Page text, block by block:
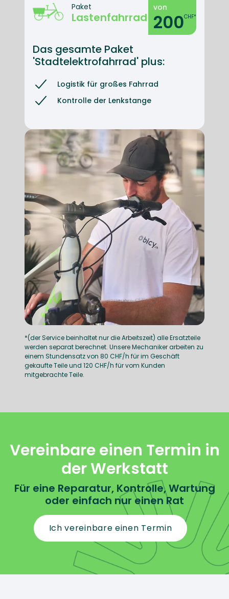
Paket
Lastenfahrrad
von
200CHF*
Das gesamte Paket
'Stadtelektrofahrrad' plus:
Logistik für großes Fahrrad
Kontrolle der Lenkstange
*(der Service beinhaltet nur die Arbeitszeit) alle Ersatzteile
werden separat berechnet. Unsere Mechaniker arbeiten zu
einem Stundensatz von 80 CHF/h für im Geschäft
gekaufte Teile und 120 CHF/h für vom Kunden
mitgebrachte Teile.
Vereinbare einen Termin in
der Werkstatt
Für eine Reparatur, Kontrolle, Wartung
oder einfach nur einen Rat
Ich vereinbare einen Termin